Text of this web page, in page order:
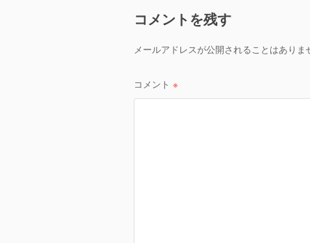
ビ
シ
コメントを残す
メールアドレスが公開されることはありま
コメント ※